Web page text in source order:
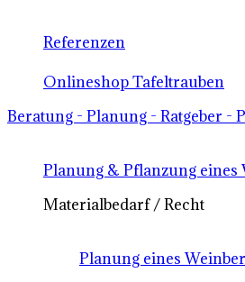
Referenzen
Onlineshop Tafeltrauben
Beratung - Planung - Ratgeber -
Planung & Pflanzung eines
Materialbedarf / Recht
Planung eines